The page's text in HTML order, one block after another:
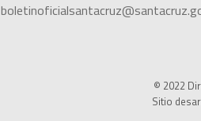
© 2022
Sitio